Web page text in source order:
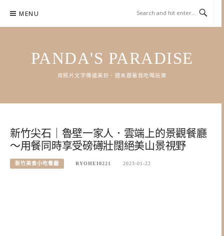
content
MENU
PANDA'S PARADISE
用照片文字傳遞美好．週末跟著我吃喝玩樂
新竹尖石｜魯壁一家人．雲端上的景觀餐廳
～用餐同時享受磅礡壯闊絕美山景視野
新竹美食小吃餐廳 RYOHEI0221 2023-01-22